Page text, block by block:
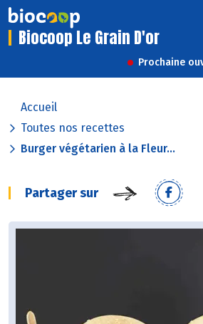
Biocoop Le Grain D'or
Prochaine
Accueil
Toutes nos recettes
Burger végétarien à la Fleur...
Partager sur